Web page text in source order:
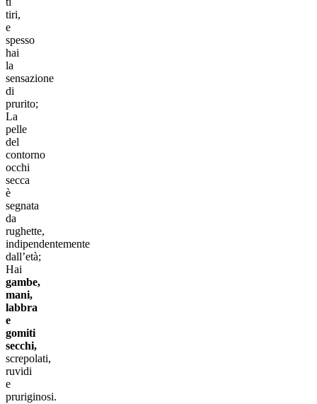
tiri,
e
spesso
hai
la
sensazione
di
prurito;
La
pelle
del
contorno
occhi
secca
è
segnata
da
rughette,
indipendentemente
dall’età;
Hai
gambe,
mani,
labbra
e
gomiti
secchi,
screpolati,
ruvidi
e
pruriginosi.